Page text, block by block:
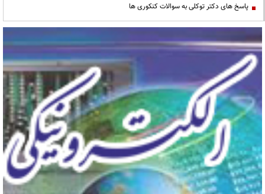
پاسخ های دکتر توکلی به سوالات کنکوری ها